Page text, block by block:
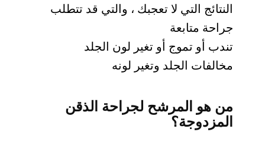
النتائج التي لا تعجبك ، والتي قد تتطلب
جراحة متابعة
تندب أو تموج أو تغير لون الجلد
مخالفات الجلد وتغير لونه
من هو المرشح لجراحة الذقن
المزدوجة؟